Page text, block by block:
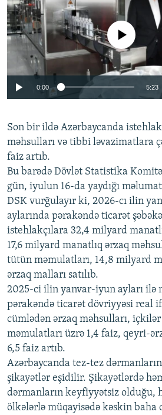
Auto 240p 360p
720p 1080p
No media source
0:00 5:23
Son bir ildə Azərbaycanda
məhsulları və tibbi ləvazimatlara
faiz artıb.
Bu barədə Dövlət Statistika
gün, iyulun 16-da yaydığı
DSK vurğulayır ki, 2026-cı ilin
aylarında pərakəndə ticarət
istehlakçılara 32,4 milyard
17,6 milyard manatlıq ərzaq
tütün məmulatları, 14,8 milyard
ərzaq malları satılıb.
2025-ci ilin yanvar-iyun ayları ilə
pərakəndə ticarət dövriyyəsi real
cümlədən ərzaq məhsulları,
məmulatları üzrə 1,4 faiz, qeyri-
6,5 faiz artıb.
Azərbaycanda tez-tez
şikayətlər eşidilir. Şikayətlərdə
dərmanların keyfiyyətsiz olduğu,
ölkələrlə müqayisədə kəskin baha